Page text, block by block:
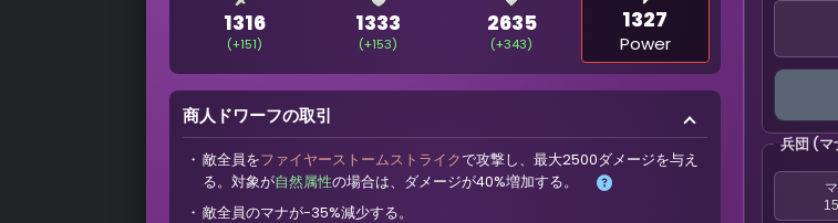
1316
(+151)
1333
(+153)
2635
(+343)
1327
Power
商人ドワーフの取引
敵全員をファイヤーストームストライクで攻撃し、最大2500ダメージを与え
る。対象が自然属性の場合は、ダメージが40%増加する。
敵全員のマナが-35%減少する。
兵団 (マ